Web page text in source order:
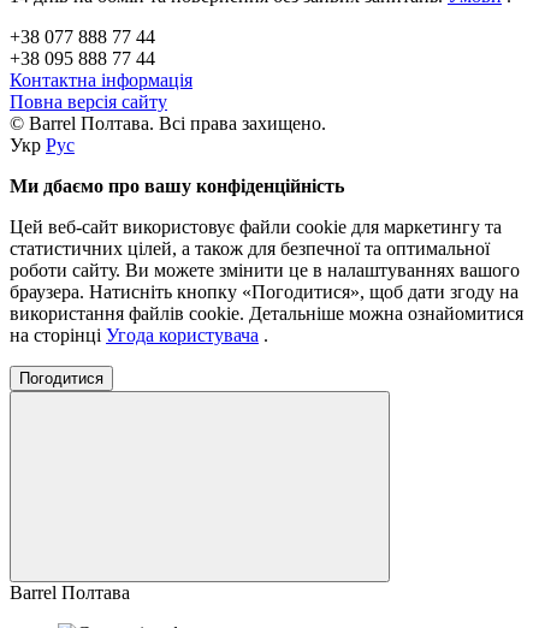
+38 077 888 77 44
+38 095 888 77 44
Контактна інформація
Повна версія сайту
© Barrel Полтава. Всі права захищено.
Укр Рус
Ми дбаємо про вашу конфіденційність
Цей веб-сайт використовує файли cookie для маркетингу та
статистичних цілей, а також для безпечної та оптимальної
роботи сайту. Ви можете змінити це в налаштуваннях вашого
браузера. Натисніть кнопку «Погодитися», щоб дати згоду на
використання файлів cookie. Детальніше можна ознайомитися
на сторінці Угода користувача .
Погодитися
Barrel Полтава